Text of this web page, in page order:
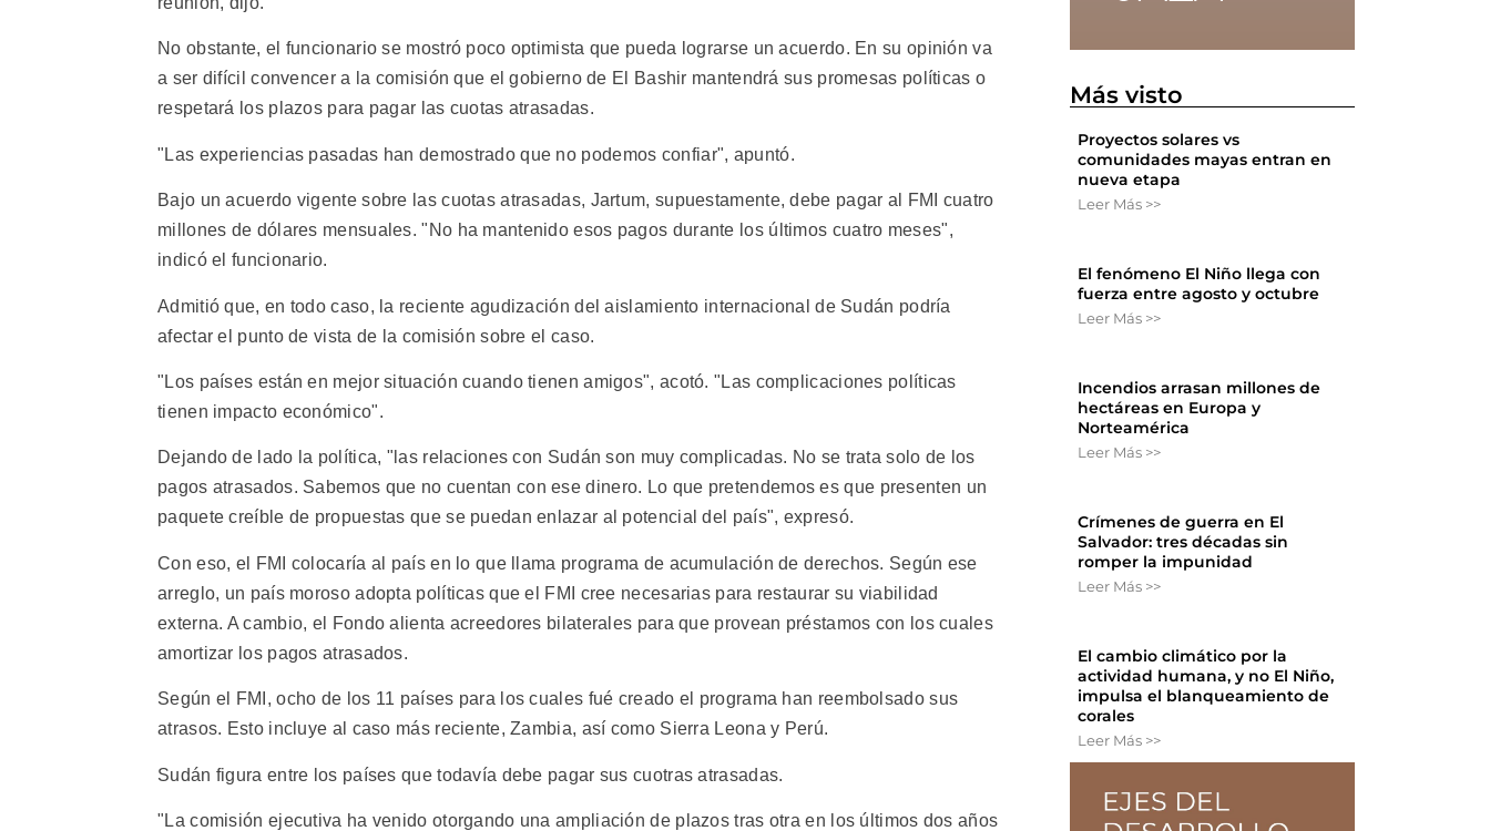
No obstante, el funcionario se mostró poco optimista que pueda lograrse un acuerdo. En su opinión va
a ser difícil convencer a la comisión que el gobierno de El Bashir mantendrá sus promesas políticas o
respetará los plazos para pagar las cuotas atrasadas.
"Las experiencias pasadas han demostrado que no podemos confiar", apuntó.
Bajo un acuerdo vigente sobre las cuotas atrasadas, Jartum, supuestamente, debe pagar al FMI cuatro
millones de dólares mensuales. "No ha mantenido esos pagos durante los últimos cuatro meses",
indicó el funcionario.
Admitió que, en todo caso, la reciente agudización del aislamiento internacional de Sudán podría
afectar el punto de vista de la comisión sobre el caso.
"Los países están en mejor situación cuando tienen amigos", acotó. "Las complicaciones políticas
tienen impacto económico".
Dejando de lado la política, "las relaciones con Sudán son muy complicadas. No se trata solo de los
pagos atrasados. Sabemos que no cuentan con ese dinero. Lo que pretendemos es que presenten un
paquete creíble de propuestas que se puedan enlazar al potencial del país", expresó.
Con eso, el FMI colocaría al país en lo que llama programa de acumulación de derechos. Según ese
arreglo, un país moroso adopta políticas que el FMI cree necesarias para restaurar su viabilidad
externa. A cambio, el Fondo alienta acreedores bilaterales para que provean préstamos con los cuales
amortizar los pagos atrasados.
Según el FMI, ocho de los 11 países para los cuales fué creado el programa han reembolsado sus
atrasos. Esto incluye al caso más reciente, Zambia, así como Sierra Leona y Perú.
Sudán figura entre los países que todavía debe pagar sus cuotras atrasadas.
"La comisión ejecutiva ha venido otorgando una ampliación de plazos tras otra en los últimos dos años
Más visto
Proyectos solares vs
comunidades mayas entran en
nueva etapa
Leer Más >>
El fenómeno El Niño llega con
fuerza entre agosto y octubre
Leer Más >>
Incendios arrasan millones de
hectáreas en Europa y
Norteamérica
Leer Más >>
Crímenes de guerra en El
Salvador: tres décadas sin
romper la impunidad
Leer Más >>
El cambio climático por la
actividad humana, y no El Niño,
impulsa el blanqueamiento de
corales
Leer Más >>